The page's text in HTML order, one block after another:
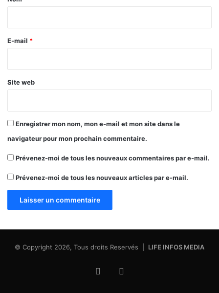
e
E-mail *
Site web
Enregistrer mon nom, mon e-mail et mon site dans le
navigateur pour mon prochain commentaire.
Prévenez-moi de tous les nouveaux commentaires par e-mail.
Prévenez-moi de tous les nouveaux articles par e-mail.
© Copyright 2026, Tous droits Reservés | LIFE INFOS MEDIA
Facebook